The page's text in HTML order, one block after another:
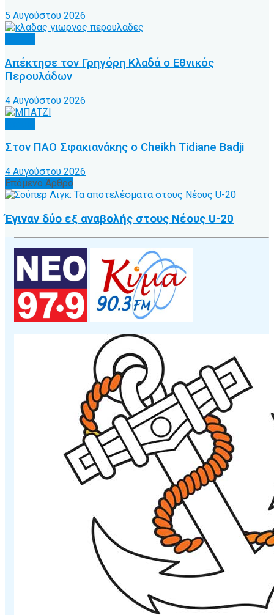
5 Αυγούστου 2026
Απέκτησε τον Γρηγόρη Κλαδά ο Εθνικός
Περουλάδων
4 Αυγούστου 2026
Στον ΠΑΟ Σφακιανάκης ο Cheikh Tidiane Badji
4 Αυγούστου 2026
Επόμενο Άρθρο
Έγιναν δύο εξ αναβολής στους Νέους U-20